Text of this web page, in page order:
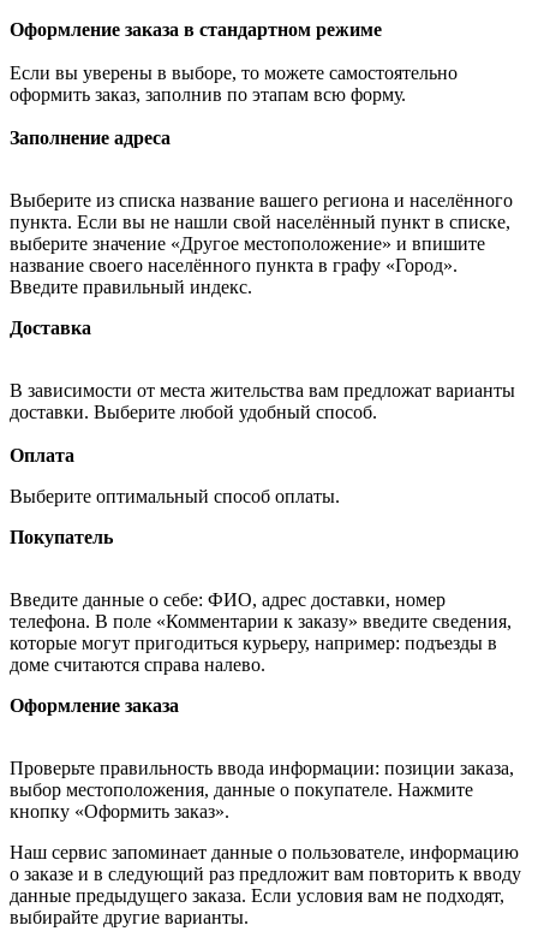
Оформление заказа в стандартном режиме
Если вы уверены в выборе, то можете самостоятельно
оформить заказ, заполнив по этапам всю форму.
Заполнение адреса
Выберите из списка название вашего региона и населённого
пункта. Если вы не нашли свой населённый пункт в списке,
выберите значение «Другое местоположение» и впишите
название своего населённого пункта в графу «Город».
Введите правильный индекс.
Доставка
В зависимости от места жительства вам предложат варианты
доставки. Выберите любой удобный способ.
Оплата
Выберите оптимальный способ оплаты.
Покупатель
Введите данные о себе: ФИО, адрес доставки, номер
телефона. В поле «Комментарии к заказу» введите сведения,
которые могут пригодиться курьеру, например: подъезды в
доме считаются справа налево.
Оформление заказа
Проверьте правильность ввода информации: позиции заказа,
выбор местоположения, данные о покупателе. Нажмите
кнопку «Оформить заказ».
Наш сервис запоминает данные о пользователе, информацию
о заказе и в следующий раз предложит вам повторить к вводу
данные предыдущего заказа. Если условия вам не подходят,
выбирайте другие варианты.